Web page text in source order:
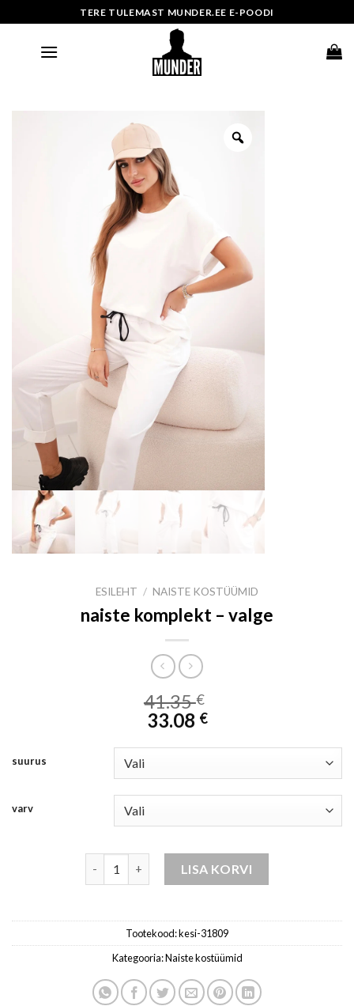
to
TERE TULEMAST MUNDER.EE E-POODI
ESILEHT / NAISTE KOSTÜÜMID
naiste komplekt – valge
41.35€
33.08 €
suurus
varv
LISA KORVI
Tootekood:kesi-31809
Kategooria:Naiste kostüümid